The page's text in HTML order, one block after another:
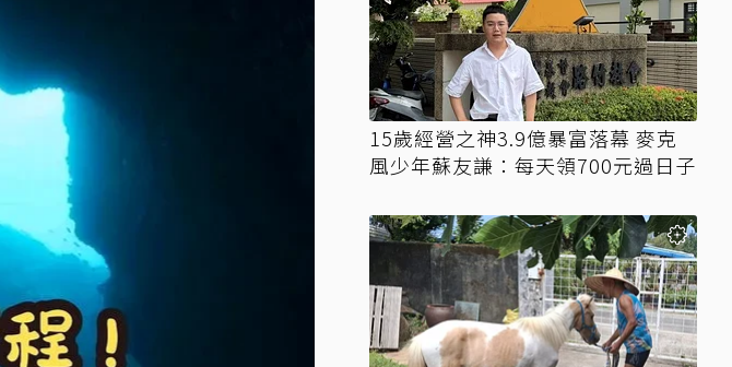
15歲經營之神3.9億暴富落幕 麥克
風少年蘇友謙：每天領700元過日子